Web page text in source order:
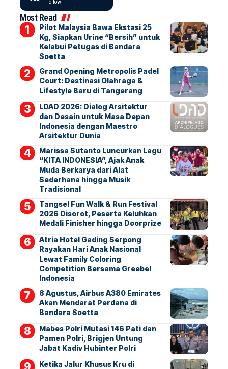
Follow
Most Read
Pilot Malaysia Bawa Ekstasi 25
Kg, Siapkan Urine “Bersih” untuk
Kelabui Petugas di Bandara
Soetta
Grand Opening Metropolis Padel
Court: Destinasi Olahraga &
Lifestyle Baru di Tangerang
LDAD 2026: Dialog Arsitektur
dan Desain untuk Masa Depan
Indonesia dengan Maestro
Arsitektur Dunia
Marissa Sutanto Luncurkan Lagu
“KITA INDONESIA”, Ajak Anak
Muda Berkarya dari Alat
Sederhana hingga Musik
Tradisional
Tangsel Fun Walk & Run Festival
2026 Disorot, Peserta Keluhkan
Medali Finisher hingga Doorprize
Atria Hotel Gading Serpong
Rayakan Hari Anak Nasional
Lewat Family Coloring
Competition Bersama Greebel
Indonesia
8 Agustus, Airbus A380 Emirates
Akan Mendarat Perdana di
Bandara Soetta
Mabes Polri Mutasi 146 Pati dan
Pamen Polri, Brigjen Untung
Jabat Kadiv Hubinter Polri
Ketika Jalur Khusus Kru di